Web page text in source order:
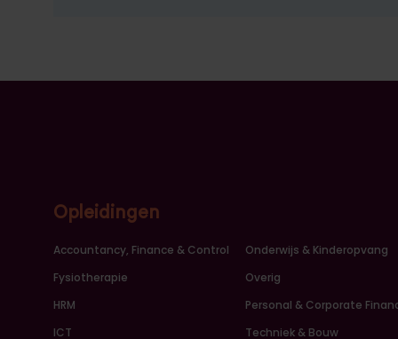
Opleidingen
Accountancy, Finance & Control
Fysiotherapie
HRM
ICT
Onderwijs & Kinderopvang
Overig
Personal & Corporate
Techniek & Bouw